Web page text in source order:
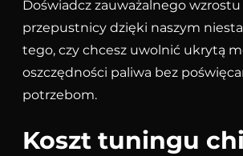
Doświadcz zauważalnego
przepustnicy dzięki naszym
tego, czy chcesz uwolnić ukrytą
oszczędności paliwa bez
potrzebom.
Koszt tuningu